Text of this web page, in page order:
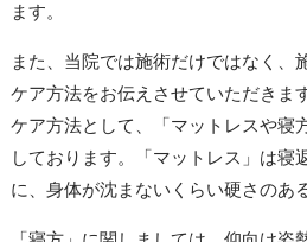
ます。
また、当院では施術だけではなく、
ケア方法をお伝えさせていただきま
ケア方法として、「マットレスや寝
しております。「マットレス」は寝
に、身体が沈まないくらい硬さのあ